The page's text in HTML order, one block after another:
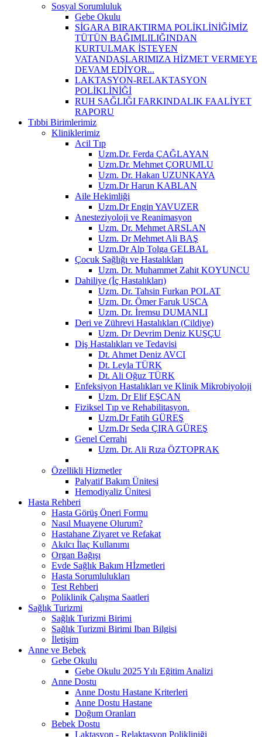
Sosyal Sorumluluk
Gebe Okulu
SİGARA BIRAKTIRMA POLİKLİNİĞİMİZ
TÜTÜN BAĞIMLILIĞINDAN
KURTULMAK İSTEYEN
VATANDAŞLARIMIZA HİZMET VERMEYE
DEVAM EDİYOR...
LAKTASYON-RELAKTASYON
POLİKLİNİĞİ
RUH SAĞLIĞI FARKINDALIK FAALİYET
RAPORU
Tıbbi Birimlerimiz
Kliniklerimiz
Acil Tıp
Uzm.Dr. Ferda ÇAĞLAYAN
Uzm.Dr. Mehmet ÇORUMLU
Uzm. Dr. Hakan UZUNKAYA
Uzm.Dr Harun KABLAN
Aile Hekimliği
Uzm.Dr Engin YAVUZER
Anesteziyoloji ve Reanimasyon
Uzm. Dr. Mehmet ARSLAN
Uzm. Dr Mehmet Ali BAŞ
Uzm.Dr Alp Tolga GELBAL
Çocuk Sağlığı ve Hastalıkları
Uzm. Dr. Muhammet Zahit KOYUNCU
Dahiliye (İç Hastalıkları)
Uzm. Dr. Tahsin Furkan POLAT
Uzm. Dr. Ömer Faruk USCA
Uzm. Dr. İremsu DUMANLI
Deri ve Zührevi Hastalıkları (Cildiye)
Uzm. Dr Devrim Deniz KUŞÇU
Diş Hastalıkları ve Tedavisi
Dt. Ahmet Deniz AVCI
Dt. Leyla TÜRK
Dt. Ali Oğuz TÜRK
Enfeksiyon Hastalıkları ve Klinik Mikrobiyoloji
Uzm. Dr Elif EŞCAN
Fiziksel Tıp ve Rehabilitasyon.
Uzm.Dr Fatih GÜREŞ
Uzm.Dr Seda ÇIRA GÜREŞ
Genel Cerrahi
Uzm. Dr. Ali Rıza ÖZTOPRAK
Özellikli Hizmetler
Palyatif Bakım Ünitesi
Hemodiyaliz Ünitesi
Hasta Rehberi
Hasta Görüş Öneri Formu
Nasıl Muayene Olurum?
Hastahane Ziyaret ve Refakat
Akılcı İlaç Kullanımı
Organ Bağışı
Evde Sağlık Bakım Hİzmetleri
Hasta Sorumlulukları
Test Rehberi
Poliklinik Çalışma Saatleri
Sağlık Turizmi
Sağlık Turizmi Birimi
Sağlık Turizmi Birimi Iban Bilgisi
İletişim
Anne ve Bebek
Gebe Okulu
Gebe Okulu 2025 Yılı Eğitim Analizi
Anne Dostu
Anne Dostu Hastane Kriterleri
Anne Dostu Hastane
Doğum Oranları
Bebek Dostu
Laktasyon - Relaktasyon Polikliniği